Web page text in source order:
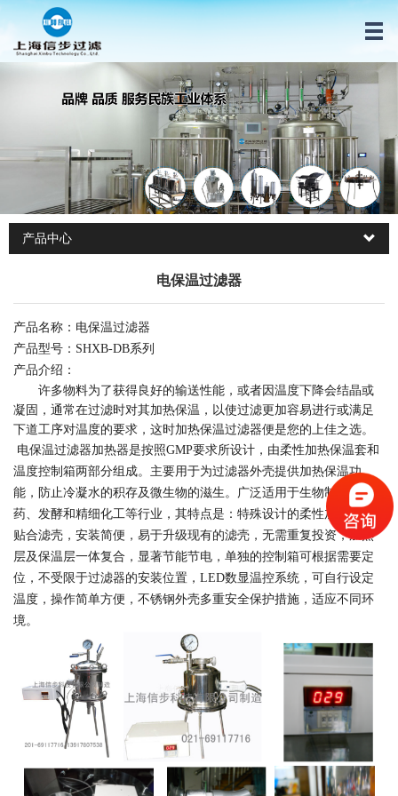
产品中心
电保温过滤器
产品名称：电保温过滤器
产品型号：SHXB-DB系列
产品介绍：
许多物料为了获得良好的输送性能，或者因温度下降会结晶或
凝固，通常在过滤时对其加热保温，以使过滤更加容易进行或满足
下道工序对温度的要求，这时加热保温过滤器便是您的上佳之选。
电保温过滤器加热器是按照GMP要求所设计，由柔性加热保温套和
温度控制箱两部分组成。主要用于为过滤器外壳提供加热保温功
能，防止冷凝水的积存及微生物的滋生。广泛适用于生物制品、制
药、发酵和精细化工等行业，其特点是：特殊设计的柔性加热套可
贴合滤壳，安装简便，易于升级现有的滤壳，无需重复投资，加热
层及保温层一体复合，显著节能节电，单独的控制箱可根据需要定
位，不受限于过滤器的安装位置， LED数显温控系统，可自行设定
温度，操作简单方便，不锈钢外壳多重安全保护措施，适应不同环
境。